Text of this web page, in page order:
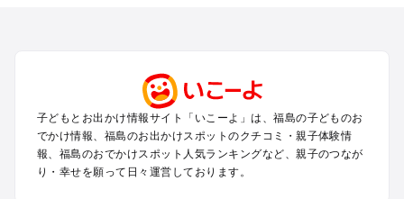
いわき・双葉のプールお出かけ
猪苗代・表磐梯のプールお出かけ
白河・天栄・鏡石のプールお出かけ
裏磐梯・磐梯高原のプールお出かけ
相馬・南相馬のプールお出かけ
子どもとお出かけ情報サイト「いこーよ」は、福島の子どものお
でかけ情報、福島のお出かけスポットのクチコミ・親子体験情
報、福島のおでかけスポット人気ランキングなど、親子のつなが
り・幸せを願って日々運営しております。